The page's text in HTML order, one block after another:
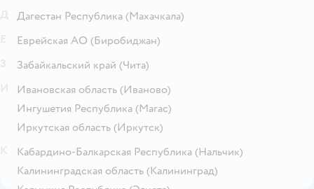
Дагестан Республика (Махачкала)
Еврейская АО (Биробиджан)
Забайкальский край (Чита)
Ивановская область (Иваново)
Ингушетия Республика (Магас)
Иркутская область (Иркутск)
Кабардино-Балкарская Республика (Нальчик)
Калининградская область (Калининград)